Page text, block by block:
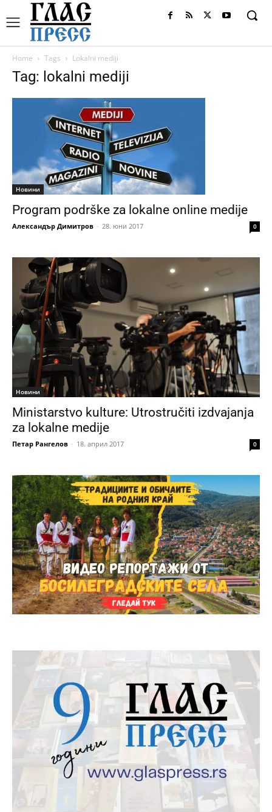
Home Tags Lokalni mediji
Tag: lokalni mediji
Новини
Program podrške za lokalne online medije
Александър Димитров - 28. юни 2017 0
Новини
Ministarstvo kulture: Utrostručiti izdvajanja
za lokalne medije
Петар Рангелов - 18. април 2017 0